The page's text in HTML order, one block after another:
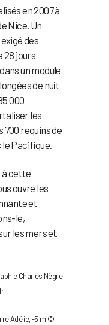
en 2007 à
Nice. Un
des
28 jours
un module
de nuit
000
les
requins de
Pacifique.
à cette
ouvre les
et
le,
les mers et
Charles Nègre,
Adélie, -5 m ©